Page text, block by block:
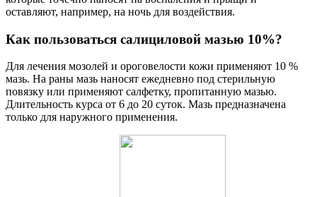
оставляют, например, на ночь для воздействия.
Как пользоваться салициловой мазью 10%?
Для лечения мозолей и ороговелости кожи применяют 10 %
мазь. На раны мазь наносят ежедневно под стерильную
повязку или применяют салфетку, пропитанную мазью.
Длительность курса от 6 до 20 суток. Мазь предназначена
только для наружного применения.